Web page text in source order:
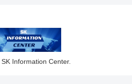
Information Center.